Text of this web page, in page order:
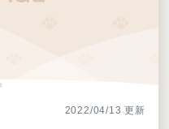
2022/04/13 更新